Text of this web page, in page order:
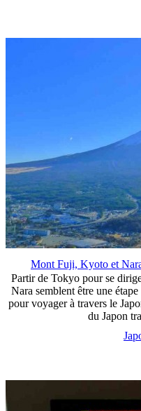
Mont Fuji, Kyoto et
Partir de Tokyo pour se
Nara semblent être une
pour voyager à travers le
du Japon